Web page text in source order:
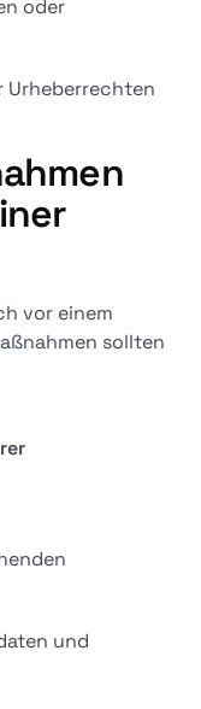
oder
Urheberrechten
vor einem
sollten
und